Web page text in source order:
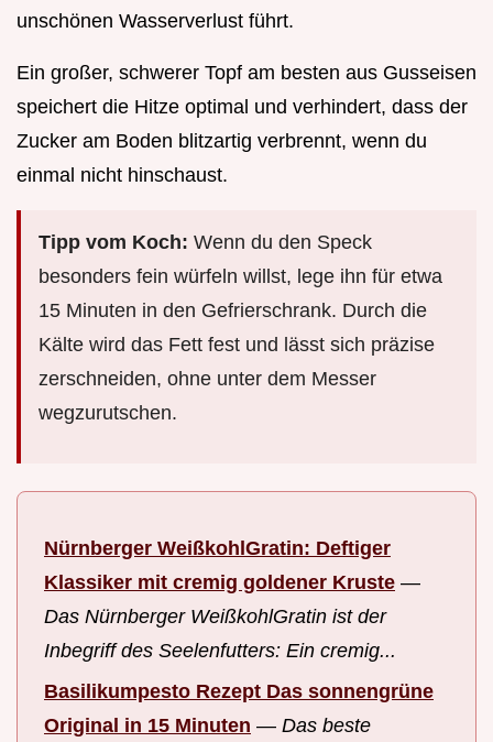
unschönen Wasserverlust führt.
Ein großer, schwerer Topf am besten aus Gusseisen
speichert die Hitze optimal und verhindert, dass der
Zucker am Boden blitzartig verbrennt, wenn du
einmal nicht hinschaust.
Tipp vom Koch: Wenn du den Speck
besonders fein würfeln willst, lege ihn für etwa
15 Minuten in den Gefrierschrank. Durch die
Kälte wird das Fett fest und lässt sich präzise
zerschneiden, ohne unter dem Messer
wegzurutschen.
Nürnberger WeißkohlGratin: Deftiger
Klassiker mit cremig goldener Kruste —
Das Nürnberger WeißkohlGratin ist der
Inbegriff des Seelenfutters: Ein cremig...
Basilikumpesto Rezept Das sonnengrüne
Original in 15 Minuten — Das beste